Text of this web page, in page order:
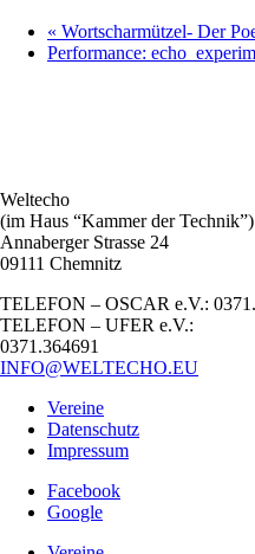
« Wortscharmützel- Der
Performance:
Weltecho
(im Haus “Kammer der Technik”)
Annaberger Strasse 24
09111 Chemnitz
TELEFON – OSCAR e.V.:
TELEFON – UFER e.V.:
0371.364691
INFO@WELTECHO.EU
Vereine
Datenschutz
Impressum
Facebook
Google